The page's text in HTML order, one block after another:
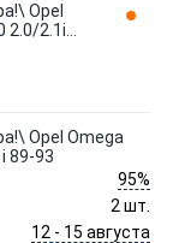
Opel
2.0/2.1i
Opel Omega
89-93
95%
2 шт.
12 - 15 августа